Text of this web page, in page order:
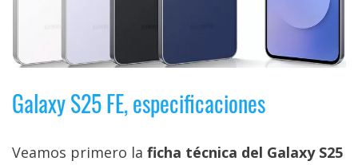
Informático
(CC) 2006-
derechos
reservados
Galaxy S25 FE, especificaciones
Veamos primero la ficha técnica del Galaxy S25